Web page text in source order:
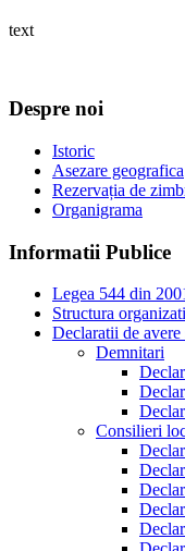
text
Despre noi
Istoric
Asezare geografica
Rezervația de
Organigrama
Informatii Publice
Legea 544 din
Structura
Declaratii de avere
Demnitari
Consilieri